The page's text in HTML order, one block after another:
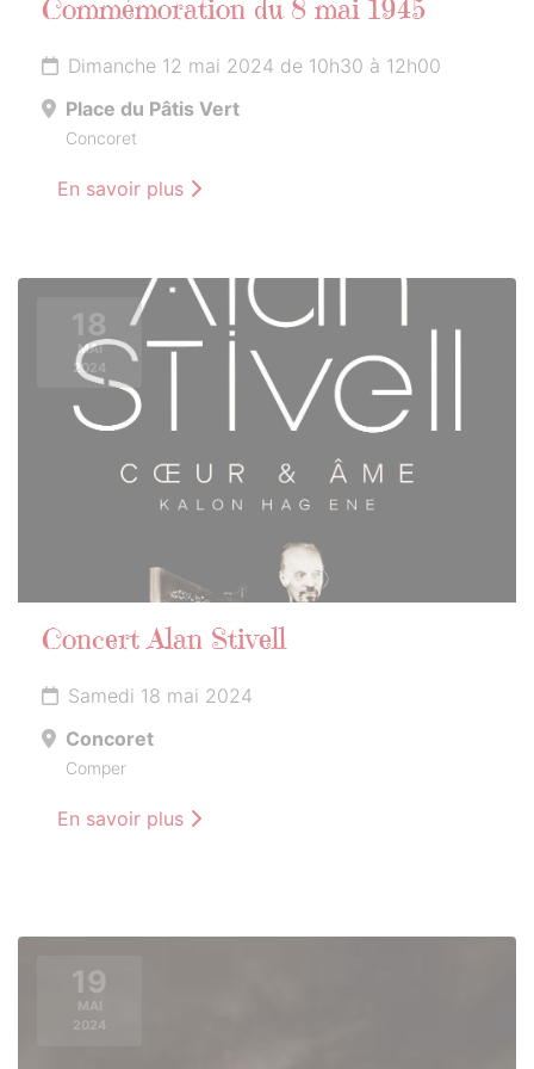
Commémoration du 8 mai 1945
Dimanche 12 mai 2024 de 10h30 à 12h00
Place du Pâtis Vert
Concoret
En savoir plus
18
MAI
2024
Concert Alan Stivell
Samedi 18 mai 2024
Concoret
Comper
En savoir plus
19
MAI
2024